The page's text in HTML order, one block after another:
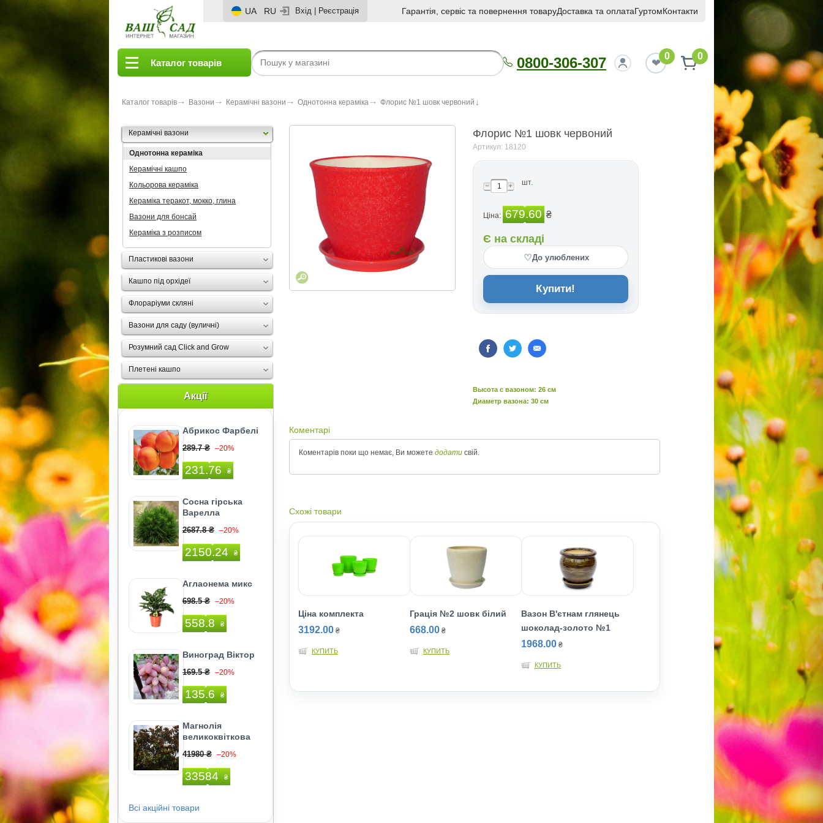
UA RU Вхід Реєстрація Гарантія, сервіс та повернення товаруДоставка та оплатаГуртомКонтакти
Каталог товарів 0800-306-307 0 0
Каталог товарів Вазони Керамічні вазони Однотонна кераміка Флорис №1 шовк червоний
Керамічні вазони
Однотонна кераміка
Керамічні кашпо
Кольорова кераміка
Кераміка теракот, мокко, глина
Вазони для бонсай
Кераміка з розписом
Пластикові вазони
Кашпо під орхідеї
Флораріуми скляні
Вазони для саду (вуличні)
Розумний сад Click and Grow
Плетені кашпо
Акції
Абрикос Фарбелі
289.7 ₴ –20%
231.76 ₴
Сосна гірська
Варелла
2687.8 ₴ –20%
2150.24 ₴
Аглаонема микс
698.5 ₴ –20%
558.8 ₴
Виноград Віктор
169.5 ₴ –20%
135.6 ₴
Магнолія
великоквіткова
41980 ₴ –20%
33584 ₴
Всі акційні товари
Флорис №1 шовк червоний
Артикул: 18120
шт.
Ціна: 679.60 ₴
Є на складі
♡До улюблених
Купити!
Высота c вазоном: 26 см
Диаметр вазона: 30 см
Коментарі
Коментарів поки що немає, Ви можете додати свій.
Схожі товари
Ціна комплекта
3192.00 ₴
КУПИТЬ
Грація №2 шовк білий
668.00 ₴
КУПИТЬ
Вазон В'єтнам глянець
шоколад-золото №1
1968.00 ₴
КУПИТЬ